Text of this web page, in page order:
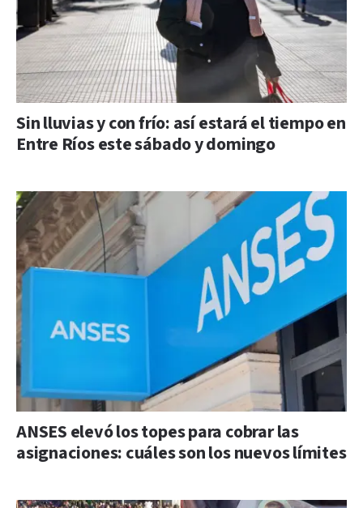
Sin lluvias y con frío: así estará el tiempo en
Entre Ríos este sábado y domingo
ANSES elevó los topes para cobrar las
asignaciones: cuáles son los nuevos límites